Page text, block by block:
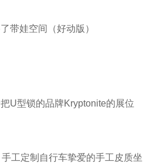
带娃空间（好动版）
U型锁的品牌Kryptonite的展位
工定制自行车挚爱的手工皮质坐